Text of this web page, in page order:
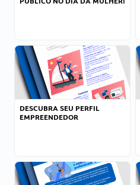
DESCUBRA SEU PERFIL
EMPREENDEDOR